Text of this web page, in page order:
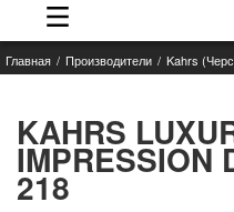
Каталог
Укладка
Примеры работ
Главная Производители Kahrs
KAHRS
IMPRESSION
218